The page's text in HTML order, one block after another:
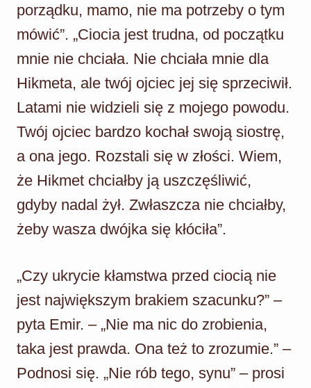
porządku, mamo, nie ma potrzeby o tym
mówić”. „Ciocia jest trudna, od początku
mnie nie chciała. Nie chciała mnie dla
Hikmeta, ale twój ojciec jej się sprzeciwił.
Latami nie widzieli się z mojego powodu.
Twój ojciec bardzo kochał swoją siostrę,
a ona jego. Rozstali się w złości. Wiem,
że Hikmet chciałby ją uszczęśliwić,
gdyby nadal żył. Zwłaszcza nie chciałby,
żeby wasza dwójka się kłóciła”.
„Czy ukrycie kłamstwa przed ciocią nie
jest największym brakiem szacunku?” –
pyta Emir. – „Nie ma nic do zrobienia,
taka jest prawda. Ona też to zrozumie.” –
Podnosi się. „Nie rób tego, synu” – prosi